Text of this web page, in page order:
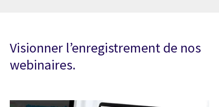
Visionner l’enregistrement de nos
webinaires.